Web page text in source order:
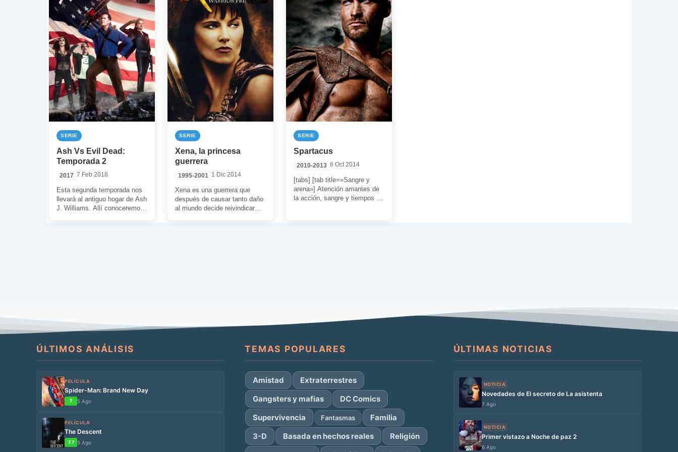
SERIE
Ash Vs Evil Dead:
Temporada 2
2017 7 Feb 2018
Esta segunda temporada nos
llevará al antiguo hogar de Ash
J. Williams. Allí conoceremos
SERIE
Xena, la princesa
guerrera
1995-2001 1 Dic 2014
Xena es una guerrera que
después de causar tanto daño
al mundo decide reivindicar
SERIE
Spartacus
2010-2013 6 Oct 2014
[tabs] [tab title=»Sangre y
arena»] Atención amantes de
la acción, sangre y tiempos de
ÚLTIMOS ANÁLISIS
PELÍCULA
Spider-Man: Brand New Day
7 5 Ago
PELÍCULA
The Descent
7.7 5 Ago
TEMAS POPULARES
Amistad
Extraterrestres
Gangsters y mafias
DC Comics
Supervivencia
Fantasmas
Familia
3-D
Basada en hechos reales
Religión
ÚLTIMAS NOTICIAS
NOTICIA
Novedades de El secreto de La asistenta
7 Ago
NOTICIA
Primer vistazo a Noche de paz 2
6 Ago